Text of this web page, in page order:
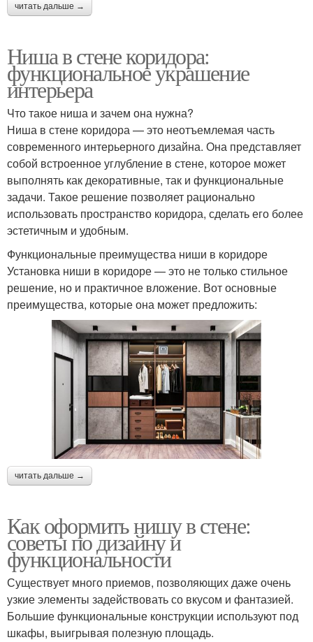
читать дальше →
Ниша в стене коридора:
функциональное украшение
интерьера
Что такое ниша и зачем она нужна?
Ниша в стене коридора — это неотъемлемая часть
современного интерьерного дизайна. Она представляет
собой встроенное углубление в стене, которое может
выполнять как декоративные, так и функциональные
задачи. Такое решение позволяет рационально
использовать пространство коридора, сделать его более
эстетичным и удобным.
Функциональные преимущества ниши в коридоре
Установка ниши в коридоре — это не только стильное
решение, но и практичное вложение. Вот основные
преимущества, которые она может предложить:
читать дальше →
Как оформить нишу в стене:
советы по дизайну и
функциональности
Существует много приемов, позволяющих даже очень
узкие элементы задействовать со вкусом и фантазией.
Большие функциональные конструкции используют под
шкафы, выигрывая полезную площадь.